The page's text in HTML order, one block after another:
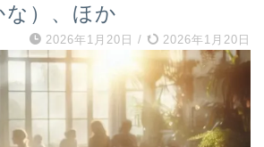
な）、ほか
2026年1月20日 / 2026年1月20日